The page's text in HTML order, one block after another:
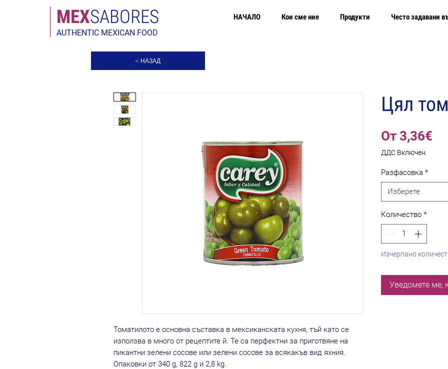
МЕXSABORES
AUTHENTIC MEXICAN FOOD
НАЧАЛО Кои сме ние Продукти Често задавани
< НАЗАД
Томатилото е основна съставка в мексиканската кухня, тъй като се
използва в много от рецептите й. Те са перфектни за приготвяне на
пикантни зелени сосове или зелени сосове за всякакъв вид яхния.
Опаковки от 340 g, 822 g и 2,8 kg.
Цял
От 3,36€
ДДС Включен
Разфасовка *
Изберете
Количество *
Изчерпано
Уведомете ме,